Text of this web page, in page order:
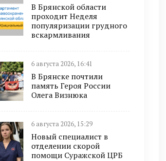
В Брянской области
проходит Неделя
популяризации грудного
вскармливания
6 августа 2026, 16:41
В Брянске почтили
память Героя России
Олега Визнюка
6 августа 2026, 15:29
Новый специалист в
отделении скорой
помощи Суражской ЦРБ